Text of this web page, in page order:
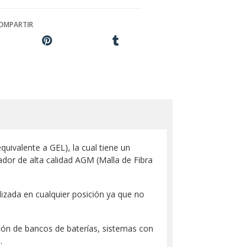
a GEL), la cual tiene un
de alta calidad AGM (Malla de Fibra
en cualquier posición ya que no
de bancos de baterías, sistemas con